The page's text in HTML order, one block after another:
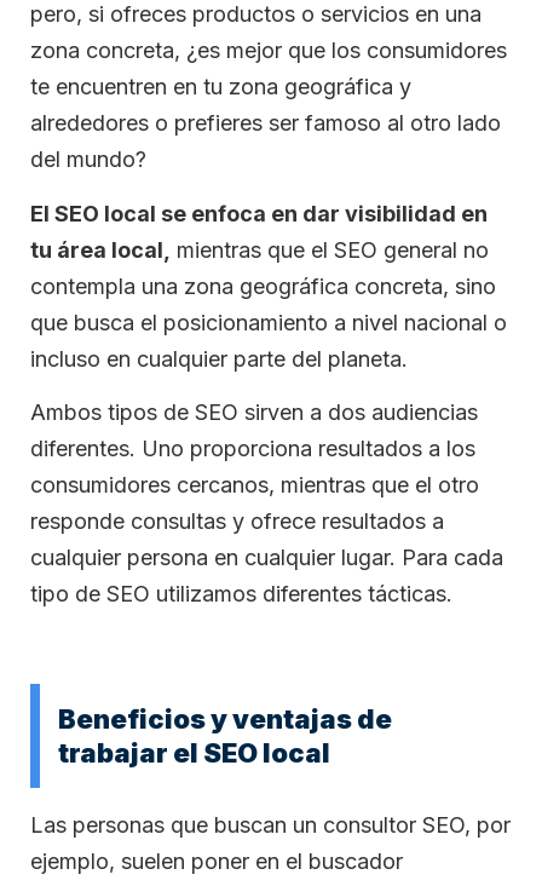
pero, si ofreces productos o servicios en una
zona concreta, ¿es mejor que los consumidores
te encuentren en tu zona geográfica y
alrededores o prefieres ser famoso al otro lado
del mundo?
El SEO local se enfoca en dar visibilidad en
tu área local,
mientras que el SEO general no
contempla una zona geográfica concreta, sino
que busca el posicionamiento a nivel nacional o
incluso en cualquier parte del planeta.
Ambos tipos de SEO sirven a dos audiencias
diferentes. Uno proporciona resultados a los
consumidores cercanos, mientras que el otro
responde consultas y ofrece resultados a
cualquier persona en cualquier lugar. Para cada
tipo de SEO utilizamos diferentes tácticas.
Beneficios y ventajas de
trabajar el SEO local
Las personas que buscan un consultor SEO, por
ejemplo, suelen poner en el buscador